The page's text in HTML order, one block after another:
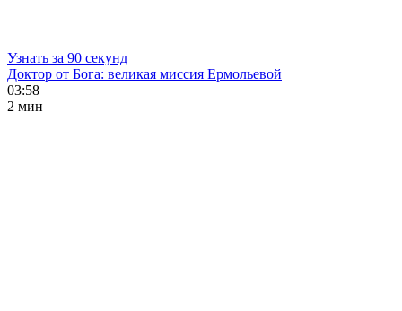
Узнать за 90 секунд
Доктор от Бога: великая миссия Ермольевой
03:58
2 мин